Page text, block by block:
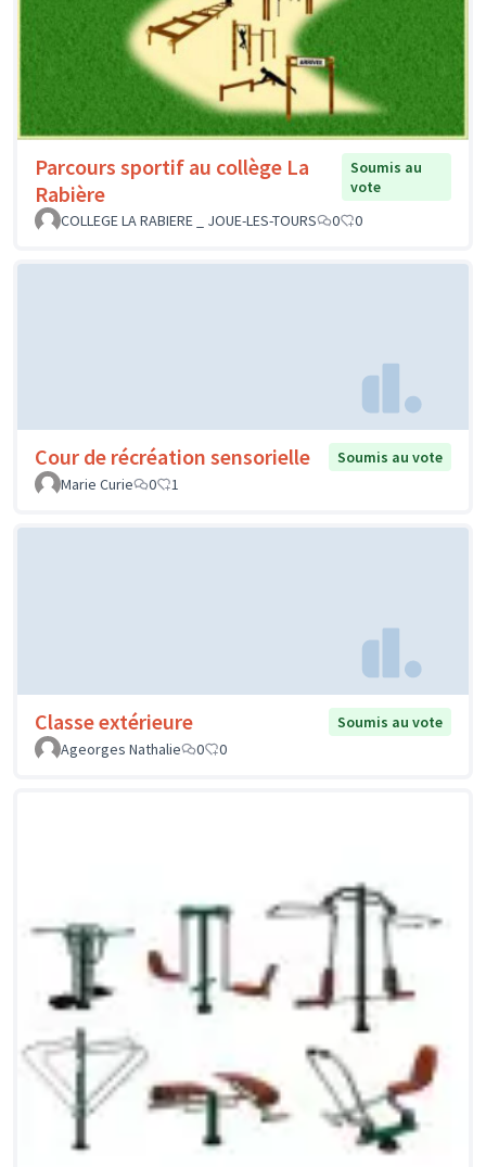
Parcours sportif au collège La
Rabière
Soumis au
vote
COLLEGE LA RABIERE _ JOUE-LES-TOURS
0 0
Cour de récréation sensorielle
Soumis au vote
Marie Curie
0 1
Classe extérieure
Soumis au vote
Ageorges Nathalie
0 0